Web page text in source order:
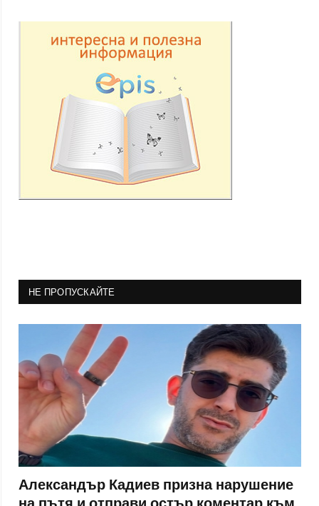
НЕ ПРОПУСКАЙТЕ
Александър Кадиев призна нарушение